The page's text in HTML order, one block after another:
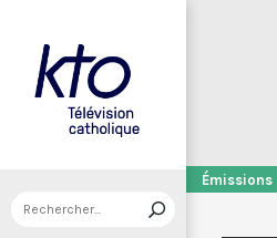
Émissions